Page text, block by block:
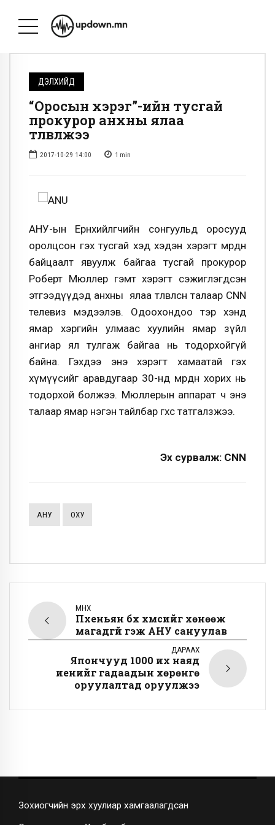
ДЭЛХИЙД
“Оросын хэрэг”-ийн тусгай
прокурор анхны ялаа
төлөвлөжээ
2017-10-29 14:00 1 min
АНУ-ын Ерөнхийлөгчийн сонгуульд оросууд
оролцсон гэх тусгай хэд хэдэн хэрэгт мөрдөн
байцаалт явуулж байгаа тусгай прокурор
Роберт Мюллер гэмт хэрэгт сэжиглэгдсэн
этгээдүүдэд анхны ялаа төлөвлөсөн талаар CNN
телевиз мэдээлэв. Одоохондоо тэр хэнд
ямар хэргийн улмаас хуулийн ямар зүйл
ангиар ял тулгаж байгаа нь тодорхойгүй
байна. Гэхдээ энэ хэрэгт хамаатай гэх
хүмүүсийг аравдугаар 30-нд мөрдөн хорих нь
тодорхой болжээ. Мюллерын аппарат ч энэ
талаар ямар нэгэн тайлбар өгөхөөс татгалзжээ.
Эх сурвалж: CNN
АНУ ОХУ
ӨМНӨХ
Пхеньян бүх хүмүүсийг хөнөөж
магадгүй гэж АНУ сануулав
ДАРААХ
Япончууд 1000 их наяд
иенийг гадаадын хөрөнгө
оруулалтад оруулжээ
Зохиогчийн эрх хуулиар хамгаалагдсан